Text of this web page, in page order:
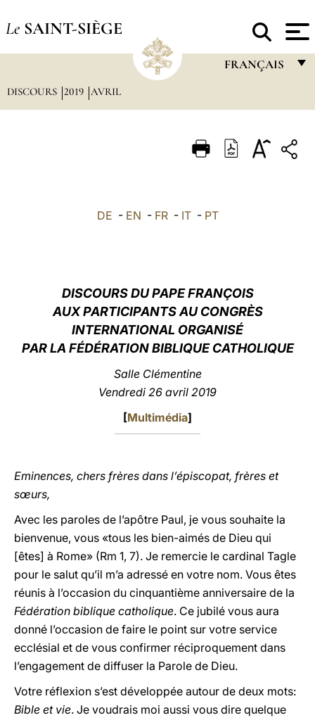
Le SAINT-SIÈGE
FRANÇAIS
ITALIANO
中文
LATINE
DISCOURS 2019 AVRIL
DE - EN - FR- IT- PT
DISCOURS DU PAPE FRANÇOIS
AUX PARTICIPANTS AU CONGRÈS
INTERNATIONAL ORGANISÉ
PAR LA FÉDÉRATION BIBLIQUE CATHOLIQUE
Salle Clémentine
Vendredi 26 avril 2019
[Multimédia]
Eminences, chers frères dans l’épiscopat, frères et
sœurs,
Avec les paroles de l’apôtre Paul, je vous souhaite la
bienvenue, vous «tous les bien-aimés de Dieu qui
[êtes] à Rome» (Rm 1, 7). Je remercie le cardinal Tagle
pour le salut qu’il m’a adressé en votre nom. Vous êtes
réunis à l’occasion du cinquantième anniversaire de la
Fédération biblique catholique. Ce jubilé vous aura
donné l’occasion de faire le point sur votre service
ecclésial et de vous confirmer réciproquement dans
l’engagement de diffuser la Parole de Dieu.
Votre réflexion s’est développée autour de deux mots:
Bible et vie. Je voudrais moi aussi vous dire quelque